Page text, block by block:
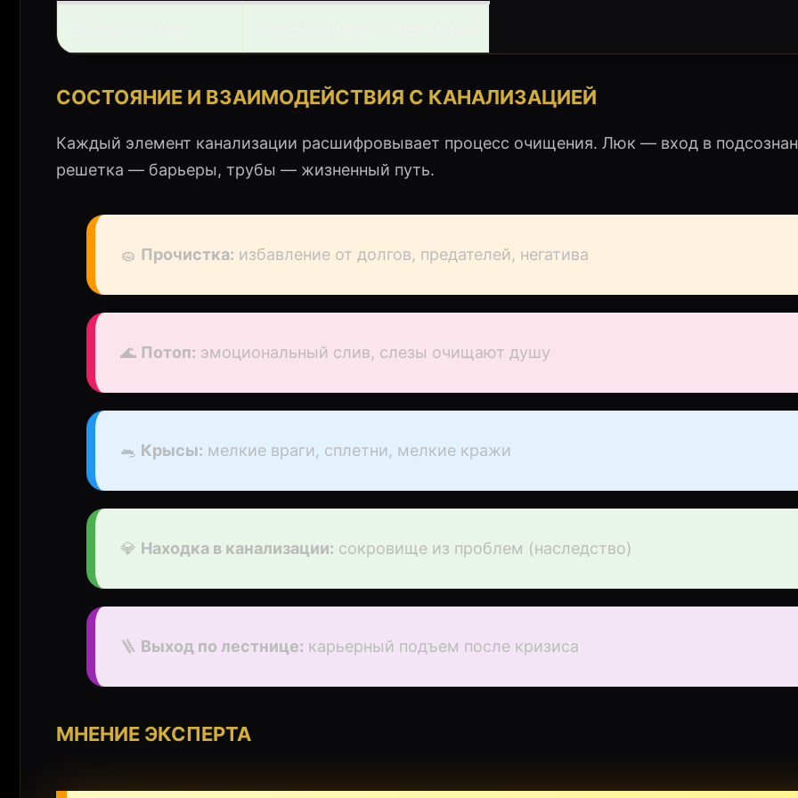
СОСТОЯНИЕ И ВЗАИМОДЕЙСТВИЯ С КАНАЛИЗАЦИЕЙ
Каждый элемент канализации расшифровывает процесс очищения. Люк — вход в
решетка — барьеры, трубы — жизненный путь.
🧽 Прочистка: избавление от долгов, предателей, негатива
🌊 Потоп: эмоциональный слив, слезы очищают душу
🐀 Крысы: мелкие враги, сплетни, мелкие кражи
💎 Находка в канализации: сокровище из проблем (наследство)
🪜 Выход по лестнице: карьерный подъем после кризиса
МНЕНИЕ ЭКСПЕРТА